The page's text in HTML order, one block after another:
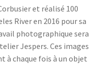
et réalisé 100
River en 2016 pour sa
photographique sera
Jespers. Ces images
à chaque fois à un objet